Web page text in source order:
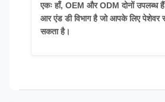
एकः हाँ, OEM और ODM दोनों उपलब्ध
आर एंड डी विभाग है जो आपके लिए पेशेवर
सकता है।